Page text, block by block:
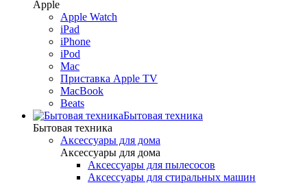
Apple
Apple Watch
iPad
iPhone
iPod
Mac
Приставка Apple TV
MacBook
Beats
Бытовая техника
Бытовая техника
Аксессуары для дома
Аксессуары для дома
Аксессуары для пылесосов
Аксессуары для стиральных машин